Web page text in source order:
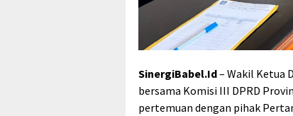
SinergiBabel.Id– Wakil Ketua
bersama Komisi III DPRD
pertemuan dengan pihak